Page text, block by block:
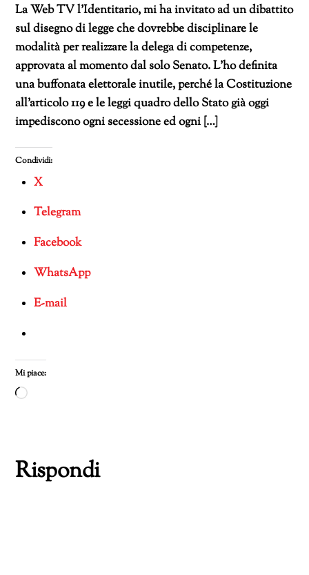
La Web TV l’Identitario, mi ha invitato ad un dibattito
sul disegno di legge che dovrebbe disciplinare le
modalità per realizzare la delega di competenze,
approvata al momento dal solo Senato. L’ho definita
una buffonata elettorale inutile, perché la Costituzione
all’articolo 119 e le leggi quadro dello Stato già oggi
impediscono ogni secessione ed ogni […]
Condividi:
X
Telegram
Facebook
WhatsApp
E-mail
Mi piace:
Caricamento
Rispondi